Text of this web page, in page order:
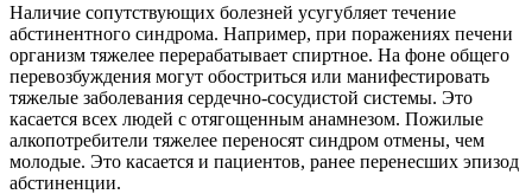
Наличие сопутствующих болезней усугубляет течение
абстинентного синдрома. Например, при поражениях печени
организм тяжелее перерабатывает спиртное. На фоне общего
перевозбуждения могут обостриться или манифестировать
тяжелые заболевания сердечно-сосудистой системы. Это
касается всех людей с отягощенным анамнезом. Пожилые
алкопотребители тяжелее переносят синдром отмены, чем
молодые. Это касается и пациентов, ранее перенесших эпизод
абстиненции.